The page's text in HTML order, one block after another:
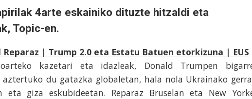
4arte eskainiko dituzte hitzaldi eta
Topic-en.
| Trump 2.0 eta Estatu Batuen etorkizuna | EUS
kazetari eta idazleak, Donald Trumpen
du gatazka globaletan, hala nola Ukrainako
eta giza eskubideetan. Reparaz Bruselan eta New